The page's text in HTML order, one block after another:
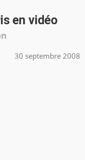
en vidéo
30 septembre 2008